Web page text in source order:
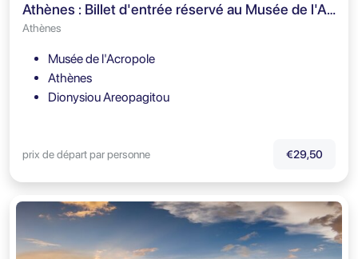
Athènes : Billet d'entrée réservé au Musée de l'Acropole et visite audio
Athènes
Musée de l'Acropole
Athènes
Dionysiou Areopagitou
prix de départ par personne €29,50